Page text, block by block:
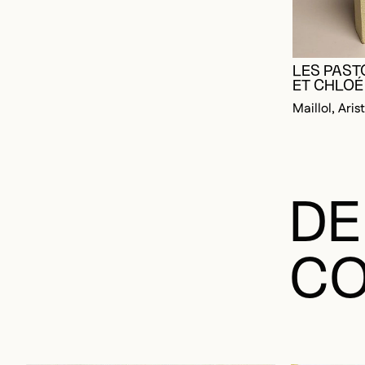
LES
ET CHLOÉ
Maillol,